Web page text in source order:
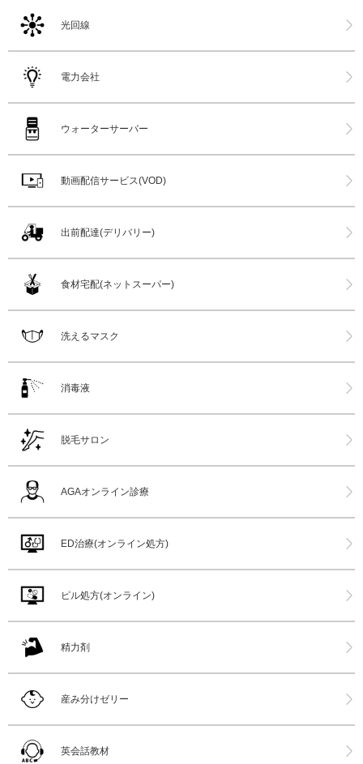
光回線
電力会社
ウォーターサーバー
動画配信サービス(VOD)
出前配達(デリバリー)
食材宅配(ネットスーパー)
洗えるマスク
消毒液
脱毛サロン
AGAオンライン診療
ED治療(オンライン処方)
ピル処方(オンライン)
精力剤
産み分けゼリー
英会話教材